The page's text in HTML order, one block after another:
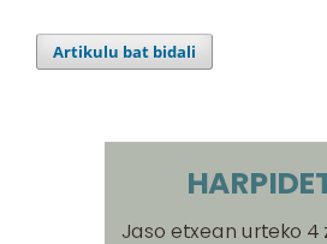
Artikulu bat bidali